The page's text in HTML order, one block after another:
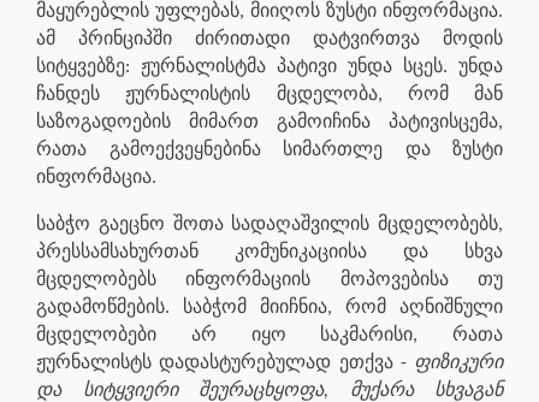
მაყურებლის უფლებას, მიიღოს ზუსტი ინფორმაცია.
ამ პრინციპში ძირითადი დატვირთვა მოდის
სიტყვებზე: ჟურნალისტმა პატივი უნდა სცეს. უნდა
ჩანდეს ჟურნალისტის მცდელობა, რომ მან
საზოგადოების მიმართ გამოიჩინა პატივისცემა,
რათა გამოექვეყნებინა სიმართლე და ზუსტი
ინფორმაცია.
საბჭო გაეცნო შოთა სადაღაშვილის მცდელობებს,
პრესსამსახურთან კომუნიკაციისა და სხვა
მცდელობებს ინფორმაციის მოპოვებისა თუ
გადამოწმების. საბჭომ მიიჩნია, რომ აღნიშნული
მცდელობები არ იყო საკმარისი, რათა
ჟურნალისტს დადასტურებულად ეთქვა - ფიზიკური
და სიტყვიერი შეურაცხყოფა, მუქარა სხვაგან